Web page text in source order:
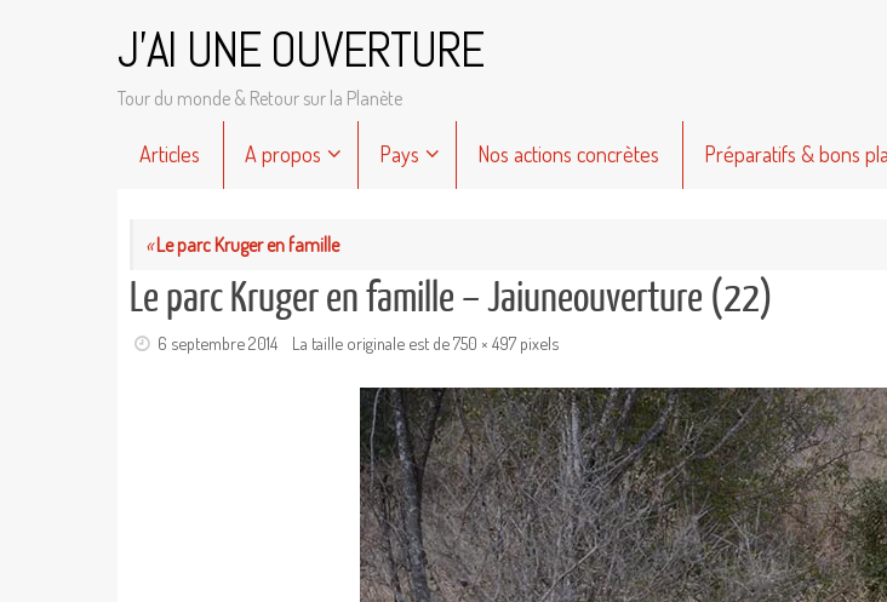
J'AI UNE OUVERTURE
Tour du monde & Retour sur la Planète
Articles A propos Pays Nos actions concrètes Préparatifs & bons
«Le parc Kruger en famille
Le parc Kruger en famille – Jaiuneouverture (22)
6 septembre 2014 La taille originale est de750 × 497 pixels